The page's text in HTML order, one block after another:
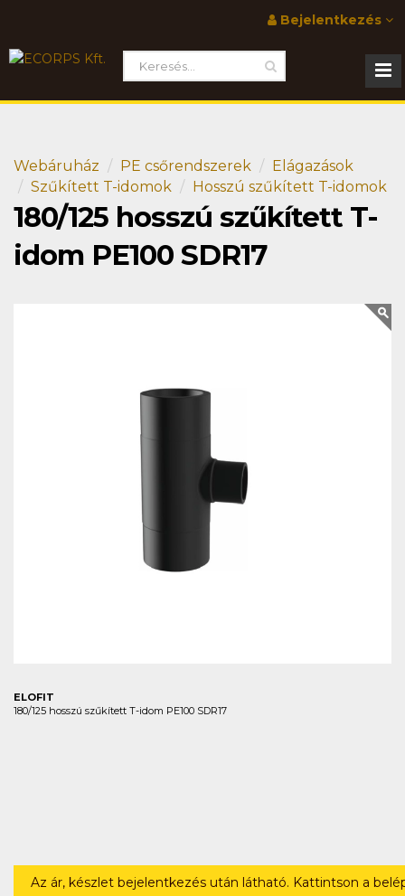
Bejelentkezés
Webáruház PE csőrendszerek
Elágazások
Szűkített T-idomok
Hosszú szűkített T-idomok
180/125 hosszú szűkített T-
idom PE100 SDR17
ELOFIT
180/125 hosszú szűkített T-idom PE100 SDR17
Az ár, készlet bejelentkezés után látható. Kattintson a